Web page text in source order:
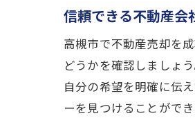
信頼できる不動産会
高槻市で不動産売却を
どうかを確認しましょ
自分の希望を明確に伝
ーを見つけることができ